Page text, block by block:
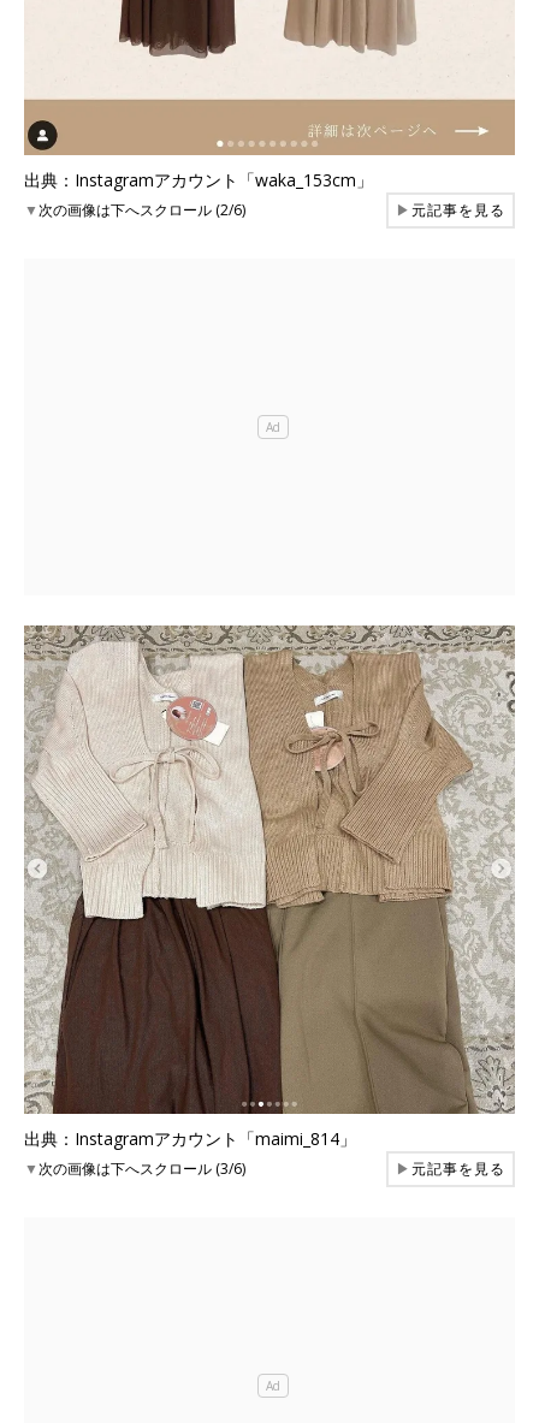
出典：Instagramアカウント「waka_153cm」
▼次の画像は下へスクロール (2/6) ▶元記事を見る
出典：Instagramアカウント「maimi_814」
▼次の画像は下へスクロール (3/6) ▶元記事を見る